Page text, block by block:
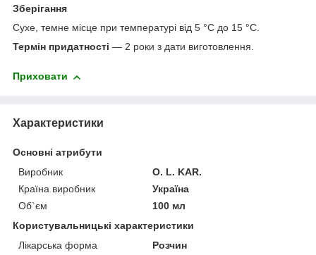
Зберігання
Сухе, темне місце при температурі від 5 °С до 15 °С.
Термін придатності — 2 роки з дати виготовлення.
Приховати
Характеристики
Основні атрибути
Виробник
O. L. KAR.
Країна виробник
Україна
Об`єм
100 мл
Користувальницькі характеристики
Лікарська форма
Розчин